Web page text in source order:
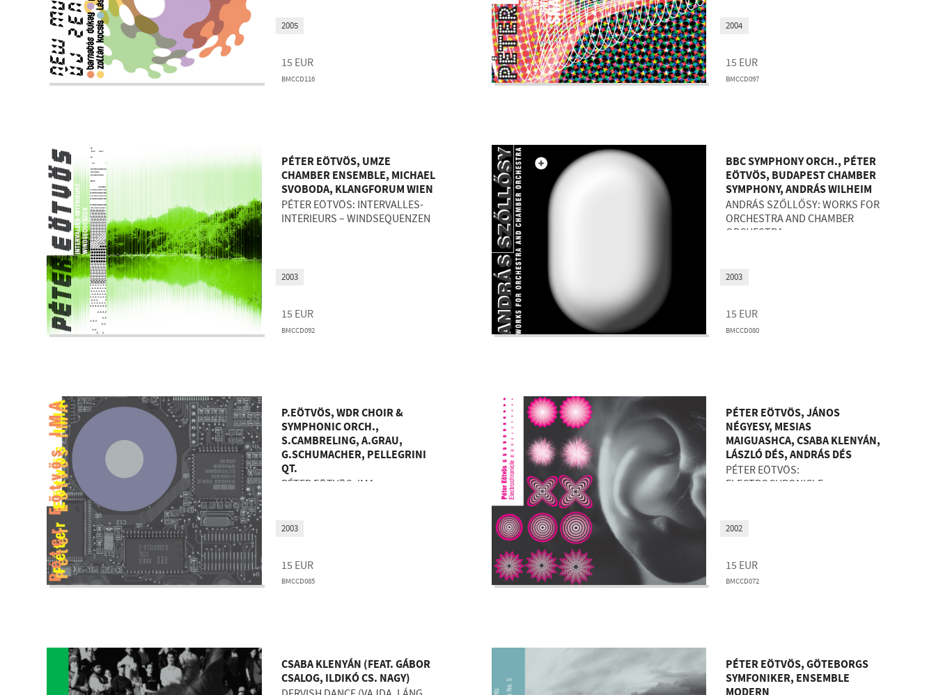
15 EUR
BMCCD116
2005
15 EUR
BMCCD097
2004
PÉTER EÖTVÖS, UMZE
CHAMBER ENSEMBLE, MICHAEL
SVOBODA, KLANGFORUM WIEN
PÉTER EÖTVÖS: INTERVALLES-
INTERIEURS – WINDSEQUENZEN
15 EUR
BMCCD092
2003
BBC SYMPHONY ORCH., PÉTER
EÖTVÖS, BUDAPEST CHAMBER
SYMPHONY, ANDRÁS WILHEIM
ANDRÁS SZŐLLŐSY: WORKS FOR
ORCHESTRA AND CHAMBER
ORCHESTRA
15 EUR
BMCCD080
2003
P.EÖTVÖS, WDR CHOIR &
SYMPHONIC ORCH.,
S.CAMBRELING, A.GRAU,
G.SCHUMACHER, PELLEGRINI
QT.
PÉTER EÖTVÖS: IMA
15 EUR
BMCCD085
2003
PÉTER EÖTVÖS, JÁNOS
NÉGYESY, MESIAS
MAIGUASHCA, CSABA KLENYÁN,
LÁSZLÓ DÉS, ANDRÁS DÉS
PÉTER EÖTVÖS:
ELECTROCHRONICLE
15 EUR
BMCCD072
2002
CSABA KLENYÁN (FEAT. GÁBOR
CSALOG, ILDIKÓ CS. NAGY)
PÉTER EÖTVÖS, GÖTEBORGS
SYMFONIKER, ENSEMBLE